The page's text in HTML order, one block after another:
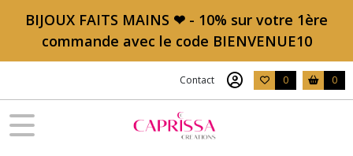
BIJOUX FAITS MAINS ❤ - 10% sur votre 1ère
commande avec le code BIENVENUE10
Contact 0 0